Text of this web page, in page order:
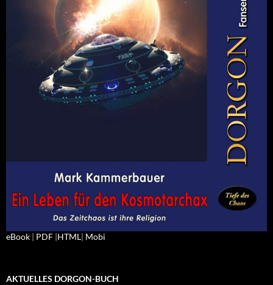
eBook | PDF |HTML| Mobi
AKTUELLES DORGON-BUCH